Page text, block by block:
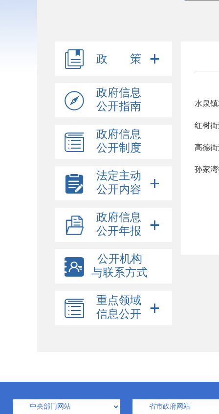
政 策
政府信息
公开指南
政府信息
公开制度
法定主动
公开内容
政府信息
公开年报
公开机构
与联系方式
重点领域
信息公开
水泉
红树
高德
孙家